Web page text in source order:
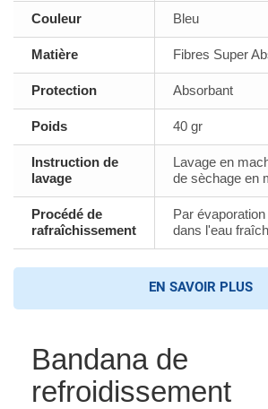
Couleur Bleu
Matière Fibres Super
Protection Absorbant
Poids 40 gr
Instruction de
lavage
Lavage en
de sèchage en
Procédé de
rafraîchissement
Par
dans l'eau
EN SAVOIR PLUS
Bandana de
refroidissement